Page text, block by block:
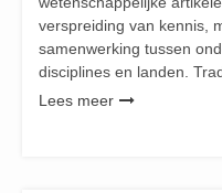
verspreiding van kennis,
samenwerking tussen
disciplines en landen.
Lees meer